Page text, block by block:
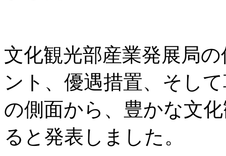
文化観光部産業発展局
ント、優遇措置、そし
の側面から、豊かな文
ると発表しました。